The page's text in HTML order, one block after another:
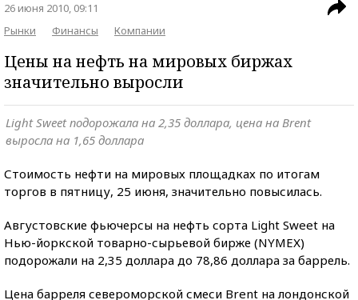
26 июня 2010, 09:11
Рынки
Финансы Компании
Цены на нефть на мировых биржах
значительно выросли
Light Sweet подорожала на 2,35 доллара, цена на Brent
выросла на 1,65 доллара
Стоимость нефти на мировых площадках по итогам
торгов в пятницу, 25 июня, значительно повысилась.
Августовские фьючерсы на нефть сорта Light Sweet на
Нью-йоркской товарно-сырьевой бирже (NYMEХ)
подорожали на 2,35 доллара до 78,86 доллара за баррель.
Цена барреля североморской смеси Brent на лондонской